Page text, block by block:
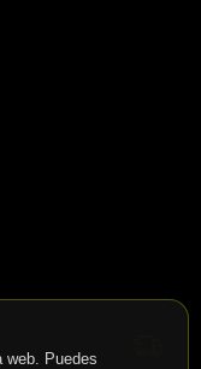
web. Puedes